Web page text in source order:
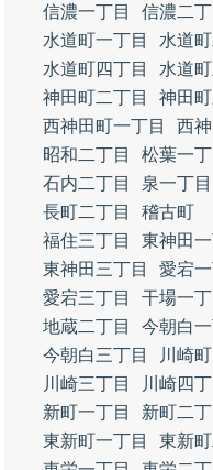
信濃一丁目
信濃二丁
水道町一丁目
水道
水道町四丁目
水道
神田町二丁目
神田
西神田町一丁目
西
昭和二丁目
松葉一丁
石内二丁目
泉一丁目
長町二丁目
稽古町
福住三丁目
東神田一
東神田三丁目
愛宕一
愛宕三丁目
干場一丁
地蔵二丁目
今朝白一
今朝白三丁目
川崎町
川崎三丁目
川崎四丁
新町一丁目
新町二丁
東新町一丁目
東新